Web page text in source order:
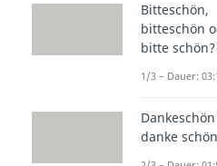
Bitteschön,
bitteschön
bitte schön?
1/3 – Dauer:
danke